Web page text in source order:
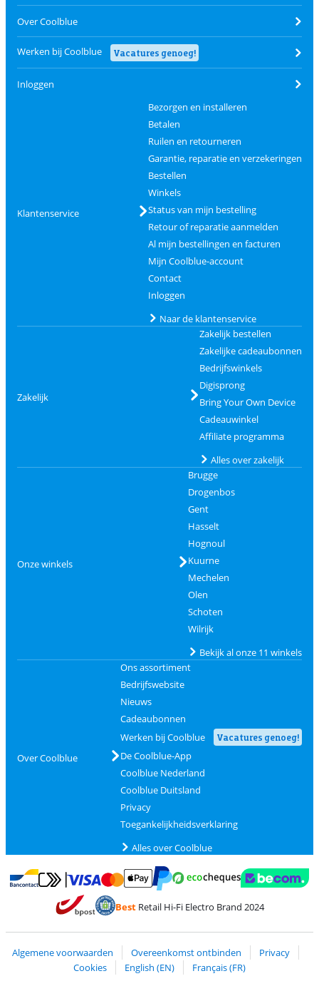
Over Coolblue
Werken bij Coolblue Vacatures genoeg!
Inloggen
Klantenservice
Bezorgen en installeren
Betalen
Ruilen en retourneren
Garantie, reparatie en verzekeringen
Bestellen
Winkels
Status van mijn bestelling
Retour of reparatie aanmelden
Al mijn bestellingen en facturen
Mijn Coolblue-account
Contact
Inloggen
Naar de klantenservice
Zakelijk
Zakelijk bestellen
Zakelijke cadeaubonnen
Bedrijfswinkels
Digisprong
Bring Your Own Device
Cadeauwinkel
Affiliate programma
Alles over zakelijk
Onze winkels
Brugge
Drogenbos
Gent
Hasselt
Hognoul
Kuurne
Mechelen
Olen
Schoten
Wilrijk
Bekijk al onze 11 winkels
Over Coolblue
Ons assortiment
Bedrijfswebsite
Nieuws
Cadeaubonnen
Werken bij Coolblue
Vacatures genoeg!
De Coolblue-App
Coolblue Nederland
Coolblue Duitsland
Privacy
Toegankelijkheidsverklaring
Alles over Coolblue
Betalen met Bancontact
Betalen met MasterCard en Visa via ClickToPay
Betalen met PayPal
BestRetail Hi-Fi Electro Brand 2024
Algemene voorwaarden Overeenkomst ontbinden
Privacy
Cookies
English (EN)
Français (FR)